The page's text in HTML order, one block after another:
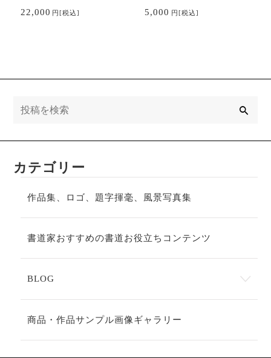
桧、ヒノキ】
22,000 円 [税込]
紙プリント｜出産祝
5,000 円 [税込]
カテゴリー
作品集、ロゴ、題字揮毫、風景写真集
書道家おすすめの書道お役立ちコンテンツ
BLOG
商品・作品サンプル画像ギャラリー